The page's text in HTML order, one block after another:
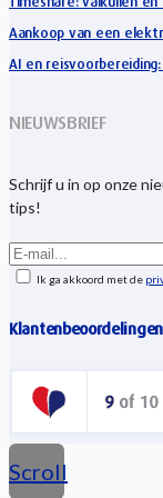
Aankoop van een
AI en
NIEUWSBRIEF
Schrijf u in op onze
tips!
Ik ga akkoord met de
Klantenbeoordelingen
Scroll